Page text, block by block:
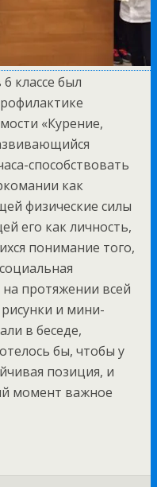
классе был
«Курение,
способствовать
как
физические силы
его как личность,
понимание того,
протяжении всей
и мини-
в беседе,
бы, чтобы у
позиция, и
момент важное